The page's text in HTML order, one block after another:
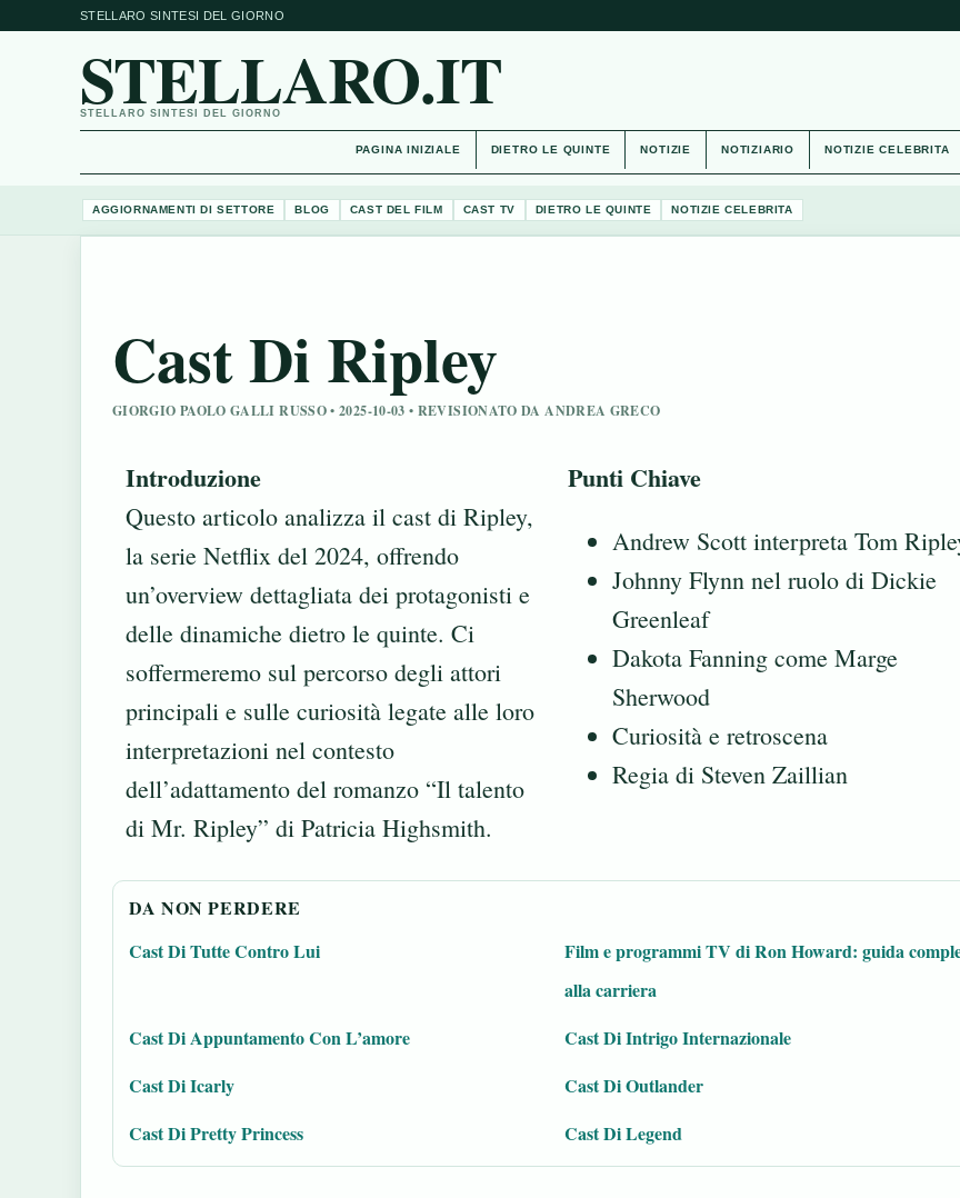
STELLARO SINTESI DEL GIORNO
STELLARO.IT
STELLARO SINTESI DEL GIORNO
PAGINA INIZIALE DIETRO LE QUINTE NOTIZIE NOTIZIARIO NOTIZIE CELEBRITA
AGGIORNAMENTI DI SETTORE BLOG CAST DEL FILM CAST TV DIETRO LE QUINTE NOTIZIE CELEBRITA
Cast Di Ripley
GIORGIO PAOLO GALLI RUSSO • 2025-10-03 • REVISIONATO DA ANDREA GRECO
Introduzione
Questo articolo analizza il cast di Ripley,
la serie Netflix del 2024, offrendo
un’overview dettagliata dei protagonisti e
delle dinamiche dietro le quinte. Ci
soffermeremo sul percorso degli attori
principali e sulle curiosità legate alle loro
interpretazioni nel contesto
dell’adattamento del romanzo “Il talento
di Mr. Ripley” di Patricia Highsmith.
Punti Chiave
Andrew Scott interpreta Tom
Johnny Flynn nel ruolo di Dickie
Greenleaf
Dakota Fanning come Marge
Sherwood
Curiosità e retroscena
Regia di Steven Zaillian
DA NON PERDERE
Cast Di Tutte Contro Lui
Film e programmi TV di Ron Howard: guida
alla carriera
Cast Di Appuntamento Con L’amore
Cast Di Intrigo Internazionale
Cast Di Icarly
Cast Di Outlander
Cast Di Pretty Princess
Cast Di Legend